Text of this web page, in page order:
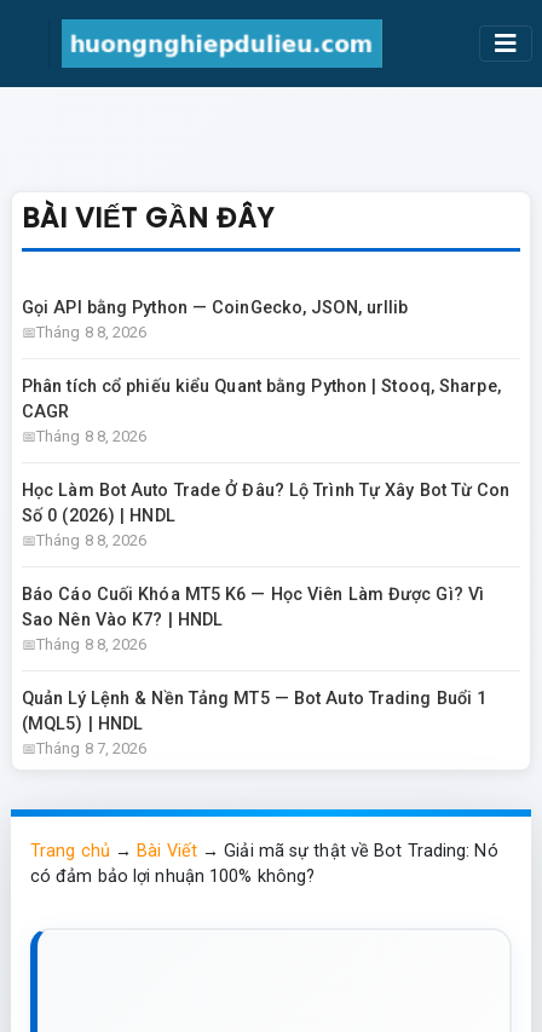
BÀI VIẾT GẦN ĐÂY
Gọi API bằng Python — CoinGecko, JSON, urllib
Tháng 8 8, 2026
Phân tích cổ phiếu kiểu Quant bằng Python | Stooq, Sharpe,
CAGR
Tháng 8 8, 2026
Học Làm Bot Auto Trade Ở Đâu? Lộ Trình Tự Xây Bot Từ Con
Số 0 (2026) | HNDL
Tháng 8 8, 2026
Báo Cáo Cuối Khóa MT5 K6 — Học Viên Làm Được Gì? Vì
Sao Nên Vào K7? | HNDL
Tháng 8 8, 2026
Quản Lý Lệnh & Nền Tảng MT5 — Bot Auto Trading Buổi 1
(MQL5) | HNDL
Tháng 8 7, 2026
Trang chủ →Bài Viết→Giải mã sự thật về Bot Trading: Nó
có đảm bảo lợi nhuận 100% không?